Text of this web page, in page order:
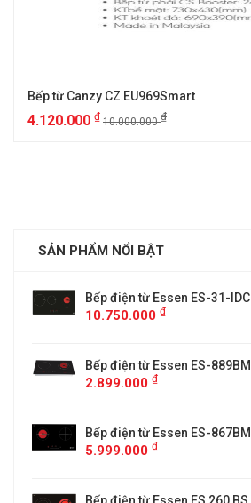
Bếp từ Canzy CZ EU969Smart
4.120.000 ₫ 10.000.000₫
SẢN PHẨM NỔI BẬT
Bếp điện từ Essen ES-31-IDC
10.750.000 ₫
Bếp điện từ Essen ES-889BM
2.899.000 ₫
Bếp điện từ Essen ES-867BM
5.999.000 ₫